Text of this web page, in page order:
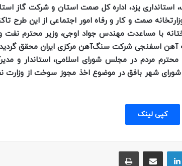
نفت، استانداری یزد، اداره کل صمت استان و شرکت گاز
صمت و کار و رفاه امور اجتماعی از این طرح
با مساعدت مهندس جواد اوجی، وزیر محترم
آهن اسفنجی شرکت سنگ‌آهن مرکزی ایران محقق
مردم در مجلس شورای اسلامی، استاندار و
شهر بافق در موضوع اخذ مجوز سوخت از وزارت
کپی لینک
لینکداین